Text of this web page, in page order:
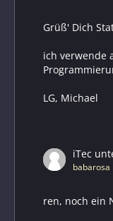
Grüß' Dich
ich verwende
LG, Michael
iTec
babarosa
ren, noch ein